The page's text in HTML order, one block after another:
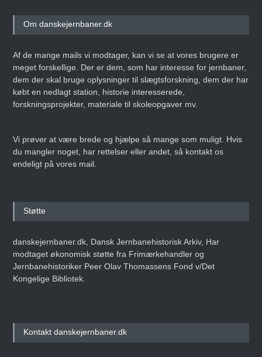
Om danskejernbaner.dk
Af de mange mails vi modtager, kan vi se at vores brugere er
meget forskellige. Der er dem, som har interesse for jernbaner,
dem der skal bruge oplysninger til slægtsforskning, dem der har
købt en nedlagt station, historie interesserede,
forskningsprojekter, materiale til skoleopgaver mv.
Vi prøver at være brede og hjælpe så mange som muligt. Hvis
du mangler noget, har rettelser eller andet, så kontakt os
endeligt på vores mail.
Støtte
danskejernbaner.dk, Dansk Jernbanehistorisk Arkiv, Har
modtaget økonomisk støtte fra Frimærkehandler og
Jernbanehistoriker Peer Olav Thomassens Fond v/Det
Kongelige Bibliotek.
Kontakt danskejernbaner.dk